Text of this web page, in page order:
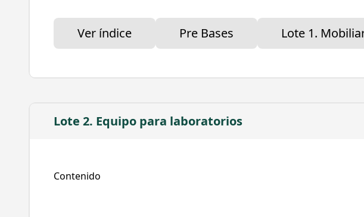
5621 - Maquinaria y equipo industrial.
Descripción del proyecto
2023, de acuerdo a las especificaciones estipuladas en el Anexo
Ver índice Pre Bases Lote 1.
Lote 2. Equipo para laboratorios
Contenido